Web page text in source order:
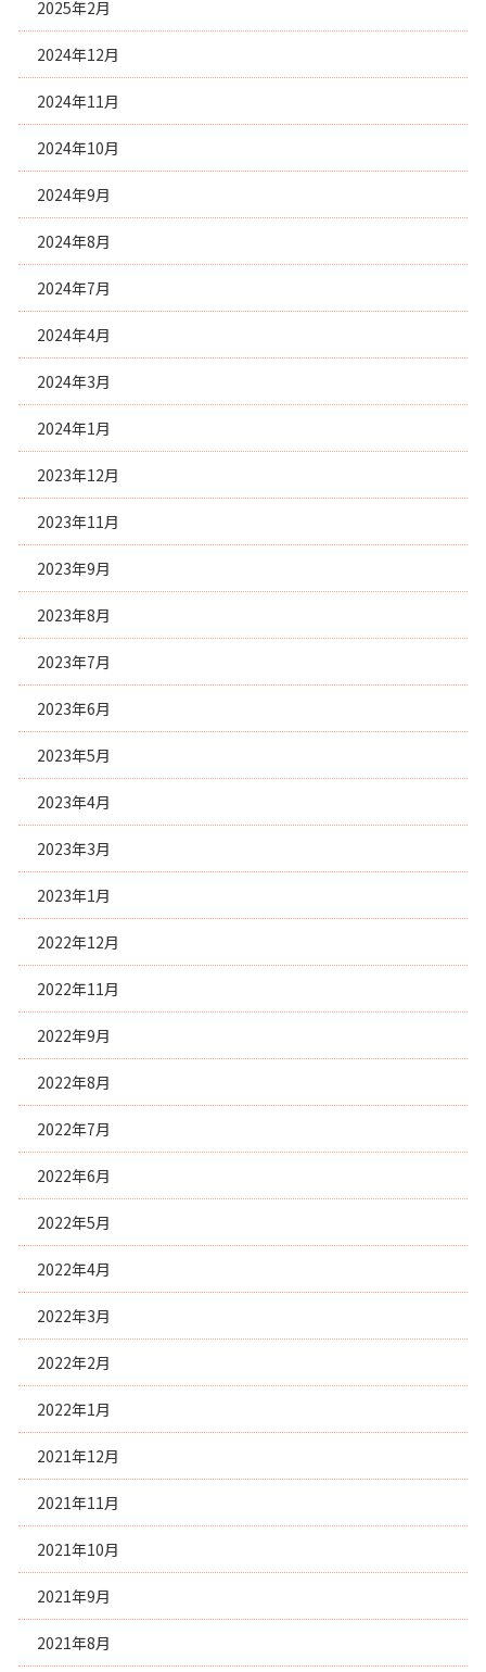
2025年2月
2024年12月
2024年11月
2024年10月
2024年9月
2024年8月
2024年7月
2024年4月
2024年3月
2024年1月
2023年12月
2023年11月
2023年9月
2023年8月
2023年7月
2023年6月
2023年5月
2023年4月
2023年3月
2023年1月
2022年12月
2022年11月
2022年9月
2022年8月
2022年7月
2022年6月
2022年5月
2022年4月
2022年3月
2022年2月
2022年1月
2021年12月
2021年11月
2021年10月
2021年9月
2021年8月